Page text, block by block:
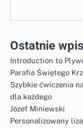
Ostatnie
Introduction to
Parafia Świętego
Szybkie ćwiczenia
dla każdego
Józef Miniewski
Personalizowany